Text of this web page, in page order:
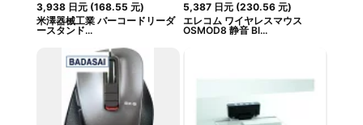
3,938 日元(168.55 元)
米澤器械工業 バーコードリーダ
ースタンド...
5,387 日元 (230.56 元)
エレコム ワイヤレスマウス
OSMOD8 静音 Bl...